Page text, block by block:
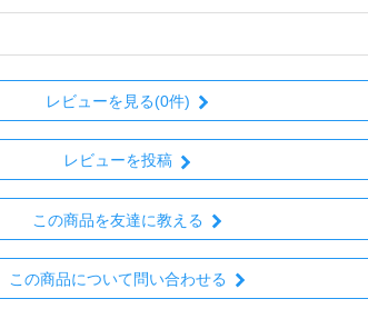
レビューを見る(0件)
レビューを投稿
この商品を友達に教える
この商品について問い合わせる